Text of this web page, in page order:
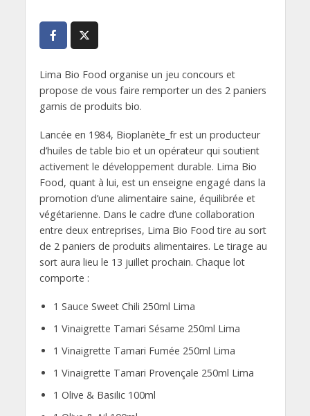
Lima Bio Food organise un jeu concours et
propose de vous faire remporter un des 2 paniers
garnis de produits bio.
Lancée en 1984, Bioplanète_fr est un producteur
d’huiles de table bio et un opérateur qui soutient
activement le développement durable. Lima Bio
Food, quant à lui, est un enseigne engagé dans la
promotion d’une alimentaire saine, équilibrée et
végétarienne. Dans le cadre d’une collaboration
entre deux entreprises, Lima Bio Food tire au sort
de 2 paniers de produits alimentaires. Le tirage au
sort aura lieu le 13 juillet prochain. Chaque lot
comporte :
1 Sauce Sweet Chili 250ml Lima
1 Vinaigrette Tamari Sésame 250ml Lima
1 Vinaigrette Tamari Fumée 250ml Lima
1 Vinaigrette Tamari Provençale 250ml Lima
1 Olive & Basilic 100ml